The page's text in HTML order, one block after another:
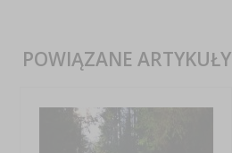
POWIĄZANE ARTYKUŁY